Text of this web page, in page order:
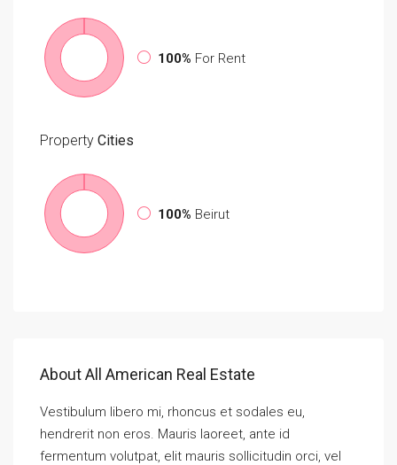
100% For Rent
Property Cities
100% Beirut
About All American Real Estate
Vestibulum libero mi, rhoncus et sodales eu,
hendrerit non eros. Mauris laoreet, ante id
fermentum volutpat, elit mauris sollicitudin orci, vel